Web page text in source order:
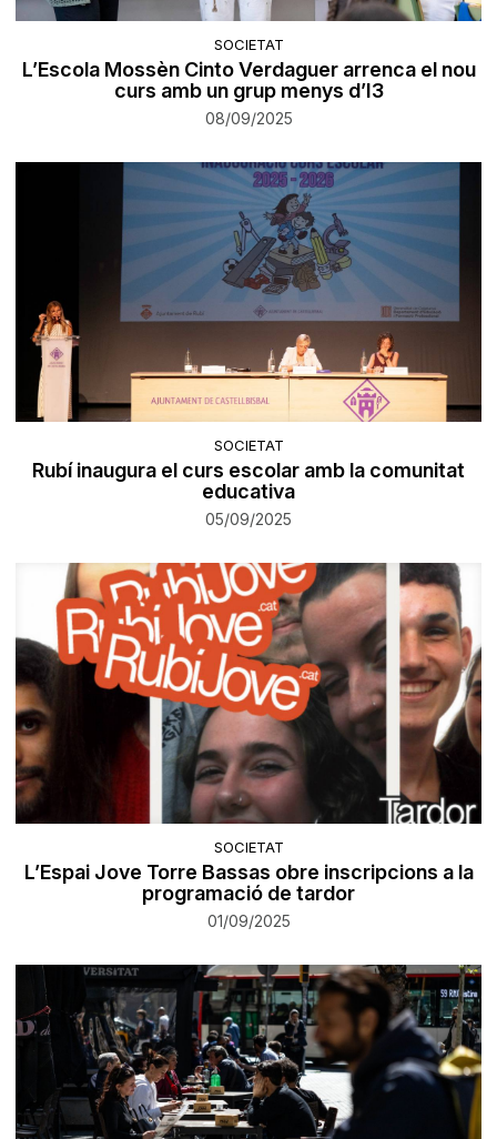
SOCIETAT
L’Escola Mossèn Cinto Verdaguer arrenca el nou
curs amb un grup menys d’I3
08/09/2025
SOCIETAT
Rubí inaugura el curs escolar amb la comunitat
educativa
05/09/2025
SOCIETAT
L’Espai Jove Torre Bassas obre inscripcions a la
programació de tardor
01/09/2025